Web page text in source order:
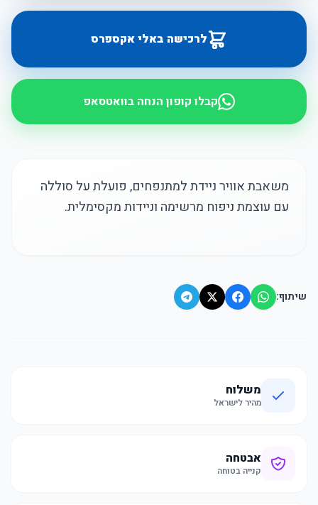
לרכישה באלי אקספרס
קבלו קופון הנחה בוואטסאפ
משאבת אוויר ניידת למתנפחים, פועלת על סוללה
עם עוצמת ניפוח מרשימה וניידות מקסימלית.
שיתוף:
משלוח
מהיר לישראל
אבטחה
קנייה בטוחה